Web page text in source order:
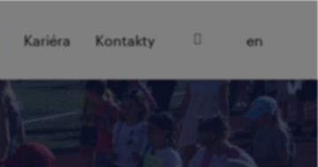
Kariéra Kontakty cz
en